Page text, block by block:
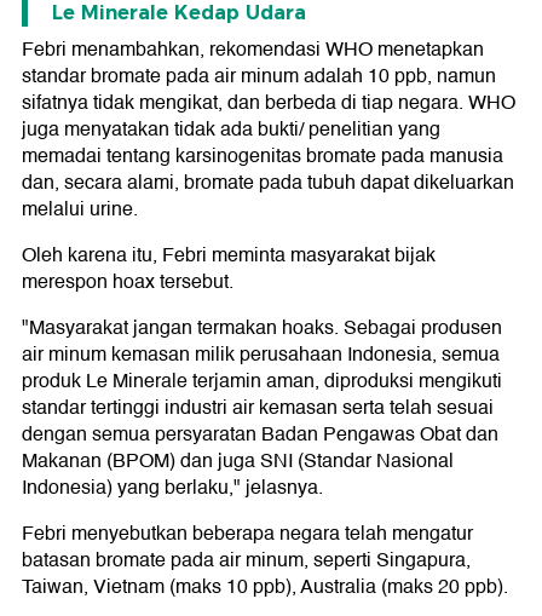
Le Minerale Kedap Udara
Febri menambahkan, rekomendasi WHO menetapkan
standar bromate pada air minum adalah 10 ppb, namun
sifatnya tidak mengikat, dan berbeda di tiap negara. WHO
juga menyatakan tidak ada bukti/ penelitian yang
memadai tentang karsinogenitas bromate pada manusia
dan, secara alami, bromate pada tubuh dapat dikeluarkan
melalui urine.
Oleh karena itu, Febri meminta masyarakat bijak
merespon hoax tersebut.
"Masyarakat jangan termakan hoaks. Sebagai produsen
air minum kemasan milik perusahaan Indonesia, semua
produk Le Minerale terjamin aman, diproduksi mengikuti
standar tertinggi industri air kemasan serta telah sesuai
dengan semua persyaratan Badan Pengawas Obat dan
Makanan (BPOM) dan juga SNI (Standar Nasional
Indonesia) yang berlaku," jelasnya.
Febri menyebutkan beberapa negara telah mengatur
batasan bromate pada air minum, seperti Singapura,
Taiwan, Vietnam (maks 10 ppb), Australia (maks 20 ppb).